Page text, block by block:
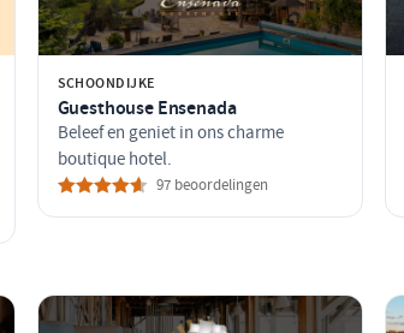
SCHOONDIJKE
Guesthouse Ensenada
Beleef en geniet in ons charme
boutique hotel.
97 beoordelingen